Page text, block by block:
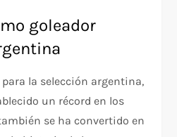
goleador
la selección argentina,
un récord en los
se ha convertido en